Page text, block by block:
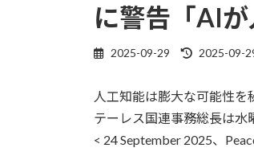
に警告「AIが
2025-09-29
最
新
日
:
2025-09-
人工知能は膨大な可能性
テーレス国連事務総長は水
< 24 September 2025、